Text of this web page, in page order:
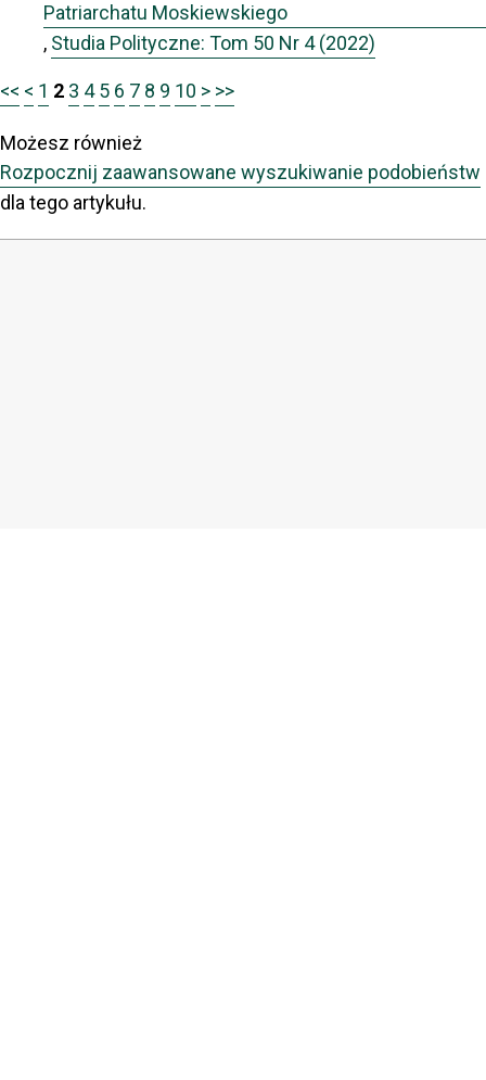
Patriarchatu Moskiewskiego
, Studia Polityczne: Tom 50 Nr 4 (2022)
<< < 1 2 3 4 5 6 7 8 9 10 > >>
Możesz również
Rozpocznij zaawansowane wyszukiwanie podobieństw
dla tego artykułu.